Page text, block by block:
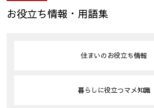
お役立ち情報・用語集
住まいのお役立ち情報
暮らしに役立つマメ知識